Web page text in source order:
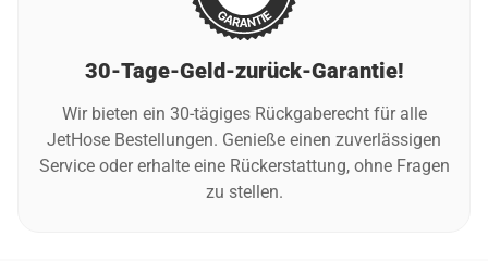
praktischen Reinigungslösung suchen.
30-Tage-Geld-zurück-Garantie!
Wir bieten ein 30-tägiges Rückgaberecht für alle
JetHose Bestellungen. Genieße einen zuverlässigen
Service oder erhalte eine Rückerstattung, ohne Fragen
zu stellen.